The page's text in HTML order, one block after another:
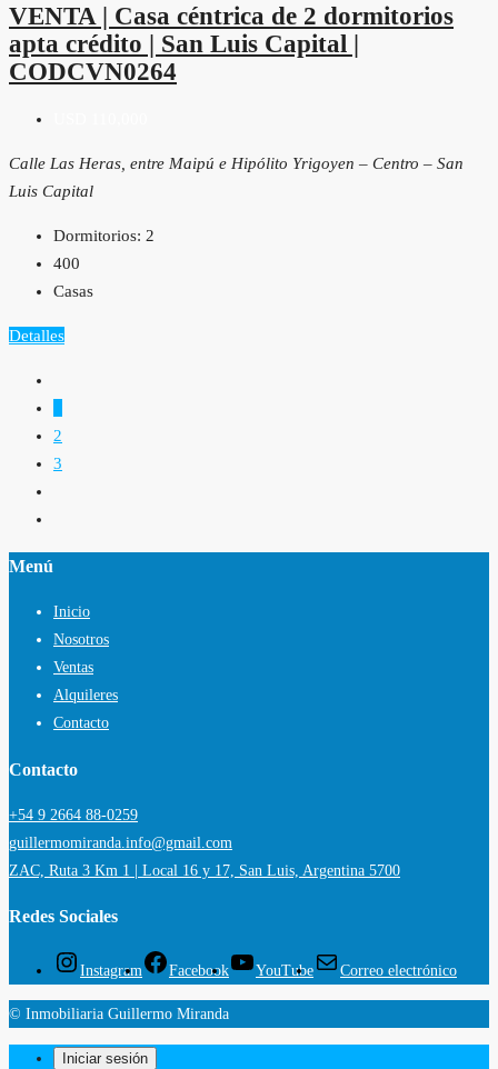
VENTA | Casa céntrica de 2 dormitorios
apta crédito | San Luis Capital |
CODCVN0264
Calle Las Heras, entre Maipú e Hipólito Yrigoyen – Centro – San
Luis Capital
Dormitorios: 2
400
Casas
Detalles
2
3
Menú
Inicio
Nosotros
Ventas
Alquileres
Contacto
Contacto
+54 9 2664 88-0259
guillermomiranda.info@gmail.com
ZAC, Ruta 3 Km 1 | Local 16 y 17, San Luis, Argentina 5700
Redes Sociales
Instagram Facebook YouTube Correo electrónico
© Inmobiliaria Guillermo Miranda
Iniciar sesión